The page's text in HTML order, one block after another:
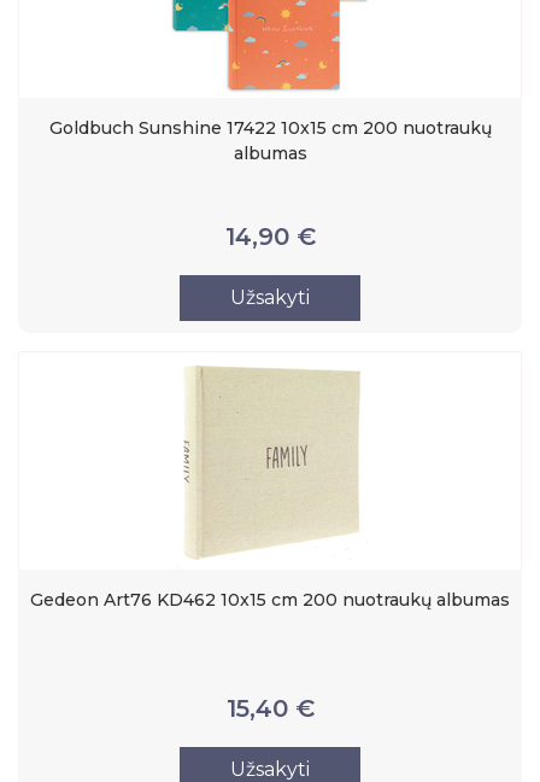
Goldbuch Sunshine 17422 10x15 cm 200 nuotraukų
albumas
14,90 €
Užsakyti
Gedeon Art76 KD462 10x15 cm 200 nuotraukų albumas
15,40 €
Užsakyti